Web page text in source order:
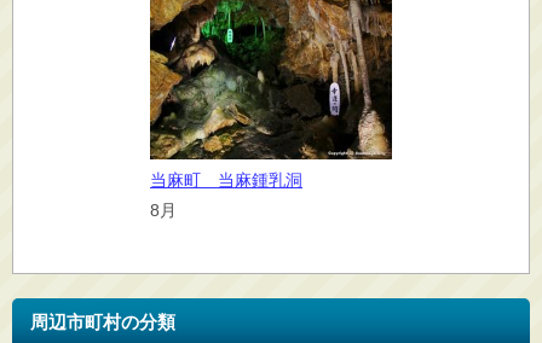
当麻町 当麻鍾乳洞
8月
周辺市町村の分類